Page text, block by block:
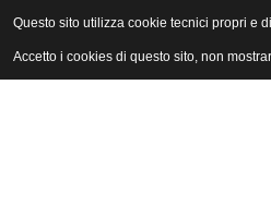
ANICA | Associazione Nazionale
Questo sito utilizza cookie tecnici propri e
Accetto i cookies di questo sito, non
Questo sito utilizza cookie tecnici propri e
Accetto i cookies di questo sito, non